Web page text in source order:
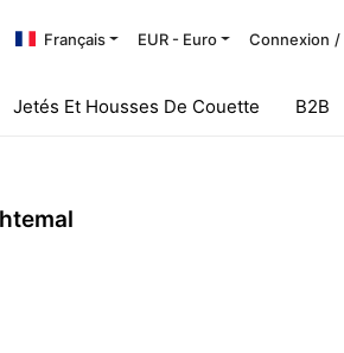
Français EUR - Euro Connexion /
Jetés Et Housses De Couette B2B